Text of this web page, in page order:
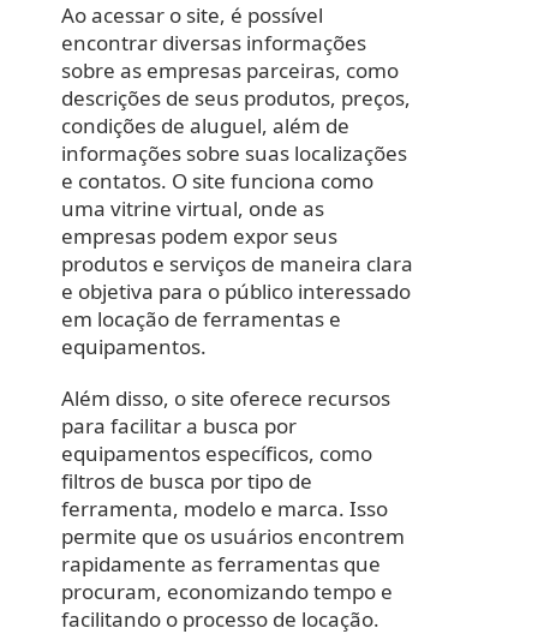
Ao acessar o site, é possível
encontrar diversas informações
sobre as empresas parceiras, como
descrições de seus produtos, preços,
condições de aluguel, além de
informações sobre suas localizações
e contatos. O site funciona como
uma vitrine virtual, onde as
empresas podem expor seus
produtos e serviços de maneira clara
e objetiva para o público interessado
em locação de ferramentas e
equipamentos.
Além disso, o site oferece recursos
para facilitar a busca por
equipamentos específicos, como
filtros de busca por tipo de
ferramenta, modelo e marca. Isso
permite que os usuários encontrem
rapidamente as ferramentas que
procuram, economizando tempo e
facilitando o processo de locação.